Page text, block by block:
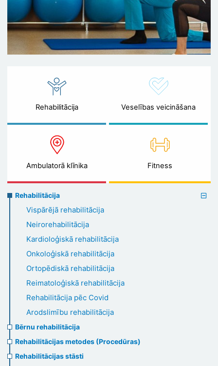
Rehabilitācija Veselības veicināšana
Ambulatorā klīnika Fitness
Rehabilitation
menu
Rehabilitācija
Vispārējā rehabilitācija
Neirorehabilitācija
Kardioloģiskā rehabilitācija
Onkoloģiskā rehabilitācija
Ortopēdiskā rehabilitācija
Reimatoloģiskā rehabilitācija
Rehabilitācija pēc Covid
Arodslimību rehabilitācija
Bērnu rehabilitācija
Rehabilitācijas metodes (Procedūras)
Rehabilitācijas stāsti